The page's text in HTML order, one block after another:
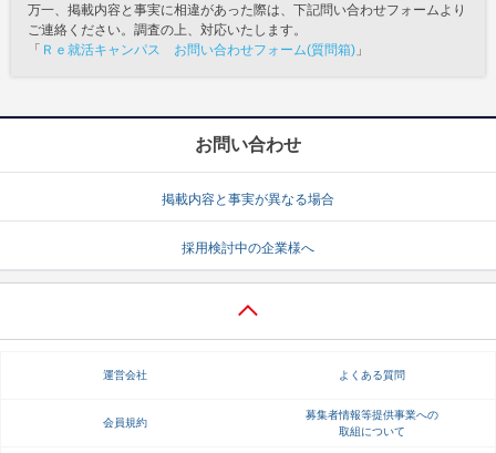
万一、掲載内容と事実に相違があった際は、下記問い合わせフォームより
ご連絡ください。調査の上、対応いたします。
「 Ｒｅ就活キャンパス お問い合わせフォーム(質問箱) 」
お問い合わせ
掲載内容と事実が異なる場合
採用検討中の企業様へ
運営会社 よくある質問
会員規約
募集者情報等提供事業への
取組について